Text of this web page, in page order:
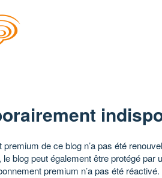
de ce blog n’a pas été
blog peut également être protégé par
premium n’a pas été réactivé.